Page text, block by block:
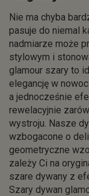
Nie ma chyba
pasuje do niemal
nadmiarze może
stylowym i
glamour szary to
elegancję w
a jednocześnie
rewelacyjnie
wystroju. Nasze
wzbogacone o
geometryczne
zależy Ci na
szare dywany z
Szary dywan